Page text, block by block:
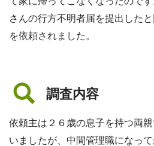
さんの行方不明者届を提出した
を依頼されました。
調査内容
依頼主は２６歳の息子を持つ両
いましたが、中間管理職になっ